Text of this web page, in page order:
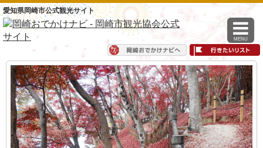
愛知県岡崎市公式観光サイト
MENU